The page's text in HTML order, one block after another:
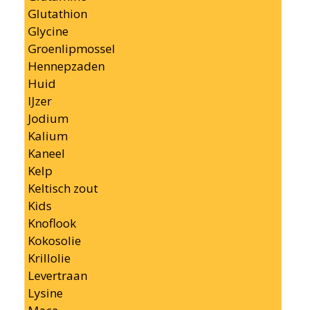
Glutathion
Glycine
Groenlipmossel
Hennepzaden
Huid
IJzer
Jodium
Kalium
Kaneel
Kelp
Keltisch zout
Kids
Knoflook
Kokosolie
Krillolie
Levertraan
Lysine